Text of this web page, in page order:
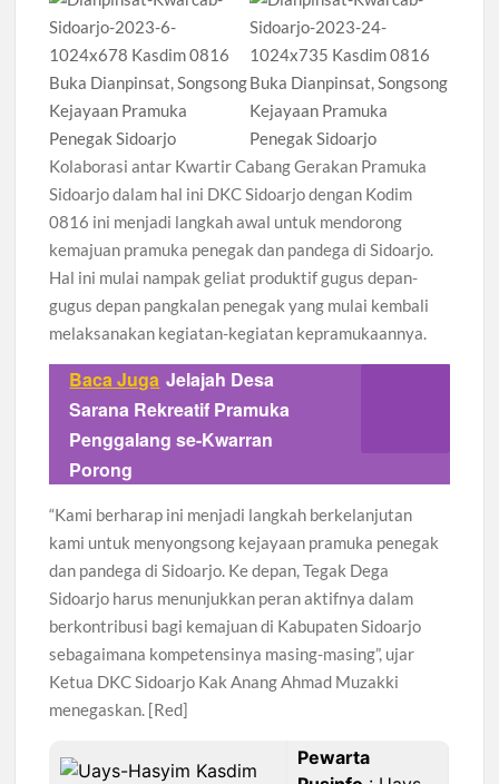
Kolaborasi antar Kwartir Cabang Gerakan Pramuka
Sidoarjo dalam hal ini DKC Sidoarjo dengan Kodim
0816 ini menjadi langkah awal untuk mendorong
kemajuan pramuka penegak dan pandega di Sidoarjo.
Hal ini mulai nampak geliat produktif gugus depan-
gugus depan pangkalan penegak yang mulai kembali
melaksanakan kegiatan-kegiatan kepramukaannya.
Baca Juga Jelajah Desa
Sarana Rekreatif Pramuka
Penggalang se-Kwarran
Porong
“Kami berharap ini menjadi langkah berkelanjutan
kami untuk menyongsong kejayaan pramuka penegak
dan pandega di Sidoarjo. Ke depan, Tegak Dega
Sidoarjo harus menunjukkan peran aktifnya dalam
berkontribusi bagi kemajuan di Kabupaten Sidoarjo
sebagaimana kompetensinya masing-masing”, ujar
Ketua DKC Sidoarjo Kak Anang Ahmad Muzakki
menegaskan. [Red]
Pewarta